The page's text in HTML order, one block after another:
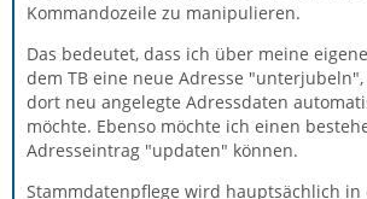
Kommandozeile zu manipulieren.
Das bedeutet, dass ich über meine
dem TB eine neue Adresse
dort neu angelegte Adressdaten
möchte. Ebenso möchte ich einen
Adresseintrag "updaten" können.
Stammdatenpflege wird hauptsächlich in